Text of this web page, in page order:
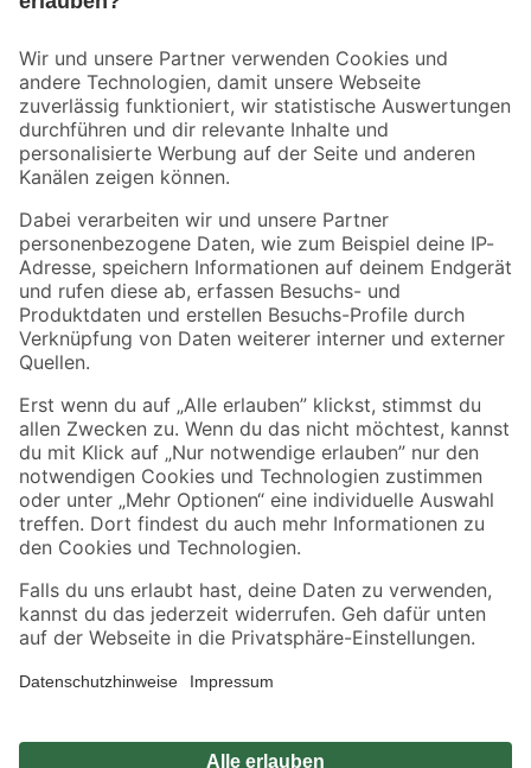
Der toom Newsletter: Keine Angebote und Aktionen mehr verpassen!
Zur Newsletter Anmeldung
Folge uns
Zahlungsarten Versandarten
Sicher einkaufen
Jetzt die toom-App herunterladen
Alle Preisangaben in EUR inkl. gesetzl. MwSt.. Die dargestellten Angebote sind unter
Umständen nicht in allen Märkten verfügbar. Die angegebenen Verfügbarkeiten beziehen
Produkte nur solange der Vorrat reicht.
*Paketversand ab 59 € versandkostenfrei, gilt nicht für Artikel mit Speditionsversand, hier
Privatsphäre Impressum